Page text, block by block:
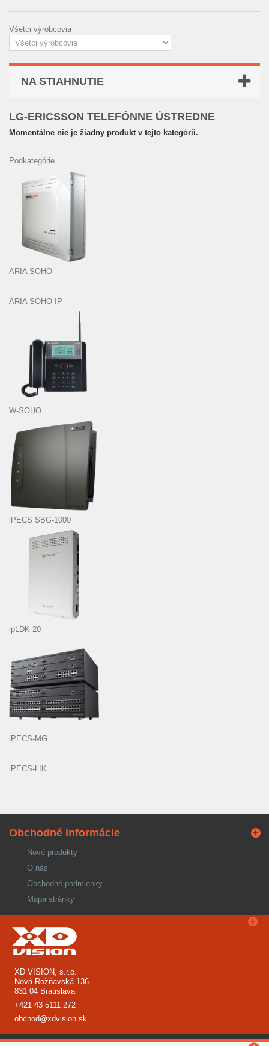
Všetci výrobcovia
NA STIAHNUTIE
LG-ERICSSON TELEFÓNNE ÚSTREDNE
Momentálne nie je žiadny produkt v tejto kategórii.
Podkategórie
ARIA SOHO
ARIA SOHO IP
W-SOHO
iPECS SBG-1000
ipLDK-20
iPECS-MG
iPECS-LIK
Obchodné informácie
Nové produkty
O nás
Obchodné podmienky
Mapa stránky
XD VISION, s.r.o.
Nová Rožňavská 136
831 04 Bratislava
+421 43 5111 272
obchod@xdvision.sk